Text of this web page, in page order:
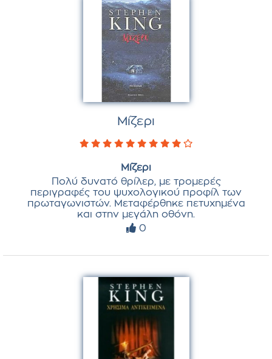
Μίζερι
Μίζερι
Πολύ δυνατό θρίλερ, με τρομερές
περιγραφές του ψυχολογικού προφίλ των
πρωταγωνιστών. Μεταφέρθηκε πετυχημένα
και στην μεγάλη οθόνη.
0